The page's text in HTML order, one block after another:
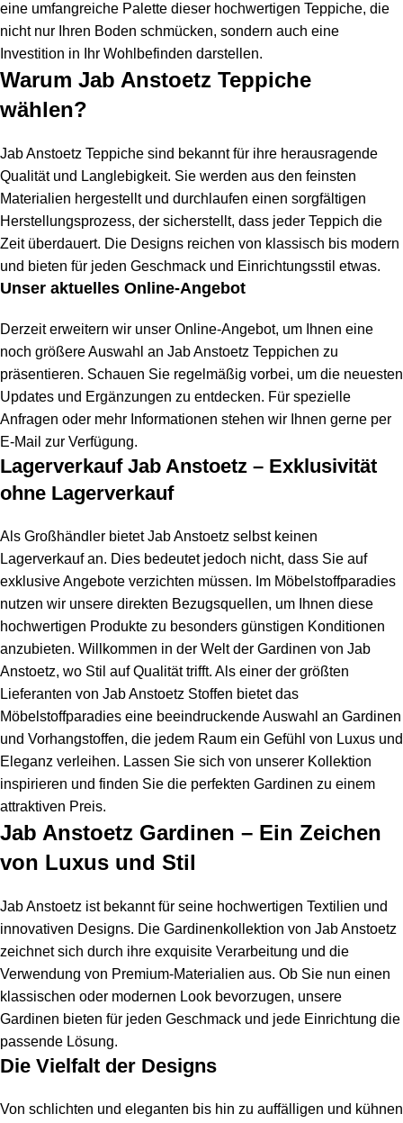
eine umfangreiche Palette dieser hochwertigen Teppiche, die
nicht nur Ihren Boden schmücken, sondern auch eine
Investition in Ihr Wohlbefinden darstellen.
Warum Jab Anstoetz Teppiche
wählen?
Jab Anstoetz Teppiche sind bekannt für ihre herausragende
Qualität und Langlebigkeit. Sie werden aus den feinsten
Materialien hergestellt und durchlaufen einen sorgfältigen
Herstellungsprozess, der sicherstellt, dass jeder Teppich die
Zeit überdauert. Die Designs reichen von klassisch bis modern
und bieten für jeden Geschmack und Einrichtungsstil etwas.
Unser aktuelles Online-Angebot
Derzeit erweitern wir unser Online-Angebot, um Ihnen eine
noch größere Auswahl an Jab Anstoetz Teppichen zu
präsentieren. Schauen Sie regelmäßig vorbei, um die neuesten
Updates und Ergänzungen zu entdecken. Für spezielle
Anfragen oder mehr Informationen stehen wir Ihnen gerne per
E-Mail zur Verfügung.
Lagerverkauf Jab Anstoetz – Exklusivität
ohne Lagerverkauf
Als Großhändler bietet Jab Anstoetz selbst keinen
Lagerverkauf an. Dies bedeutet jedoch nicht, dass Sie auf
exklusive Angebote verzichten müssen. Im Möbelstoffparadies
nutzen wir unsere direkten Bezugsquellen, um Ihnen diese
hochwertigen Produkte zu besonders günstigen Konditionen
anzubieten. Willkommen in der Welt der Gardinen von Jab
Anstoetz, wo Stil auf Qualität trifft. Als einer der größten
Lieferanten von Jab Anstoetz Stoffen bietet das
Möbelstoffparadies eine beeindruckende Auswahl an Gardinen
und Vorhangstoffen, die jedem Raum ein Gefühl von Luxus und
Eleganz verleihen. Lassen Sie sich von unserer Kollektion
inspirieren und finden Sie die perfekten Gardinen zu einem
attraktiven Preis.
Jab Anstoetz Gardinen – Ein Zeichen
von Luxus und Stil
Jab Anstoetz ist bekannt für seine hochwertigen Textilien und
innovativen Designs. Die Gardinenkollektion von Jab Anstoetz
zeichnet sich durch ihre exquisite Verarbeitung und die
Verwendung von Premium-Materialien aus. Ob Sie nun einen
klassischen oder modernen Look bevorzugen, unsere
Gardinen bieten für jeden Geschmack und jede Einrichtung die
passende Lösung.
Die Vielfalt der Designs
Von schlichten und eleganten bis hin zu auffälligen und kühnen